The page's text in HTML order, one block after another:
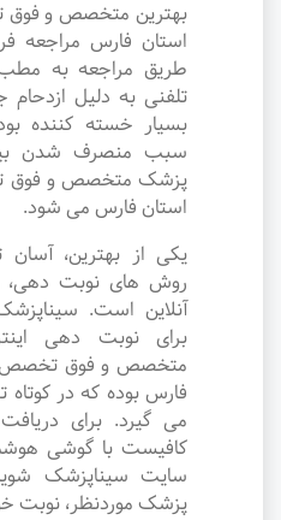
بهترین متخصص و فوق
استان فارس مراجعه
طریق مراجعه به
تلفنی به دلیل
بسیار خسته کننده
سبب منصرف شدن
پزشک متخصص و فوق
استان فارس می شود.
یکی از بهترین، آسان
روش های نوبت دهی،
آنلاین است.
برای نوبت دهی
متخصص و فوق تخصص
فارس بوده که در کوتاه
می گیرد. برای دریافت
کافیست با گوشی
سایت سیناپزشک
پزشک موردنظر، نوبت